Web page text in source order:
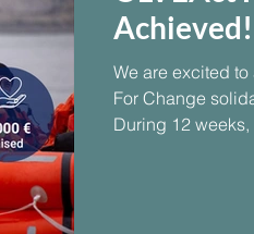
Achieved!
We are excited
For Change
During 12 weeks,